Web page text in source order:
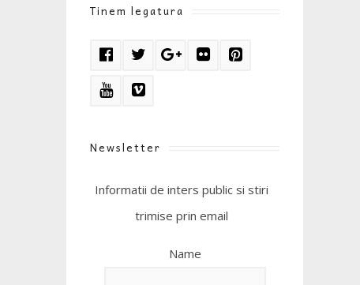
Tinem legatura
Newsletter
Informatii de inters public si stiri
trimise prin email
Name